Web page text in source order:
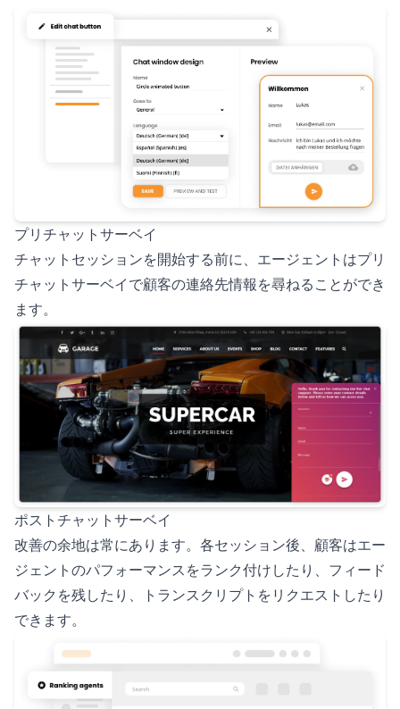
プリチャットサーベイ
チャットセッションを開始する前に、エージェントはプリ
チャットサーベイで顧客の連絡先情報を尋ねることができ
ます。
ポストチャットサーベイ
改善の余地は常にあります。各セッション後、顧客はエー
ジェントのパフォーマンスをランク付けしたり、フィード
バックを残したり、トランスクリプトをリクエストしたり
できます。